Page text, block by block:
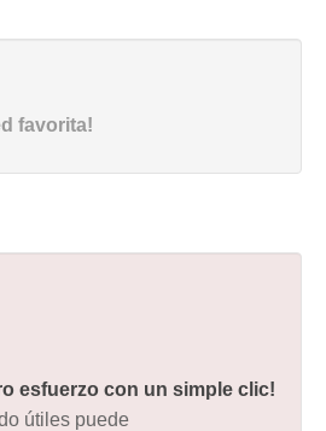
favorita!
esfuerzo con un simple clic!
útiles puede